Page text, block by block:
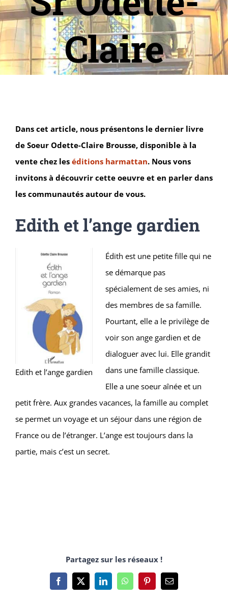
Claire
Dans cet article, nous présentons le dernier livre
de Soeur Odette-Claire Brousse, disponible à la
vente chez les éditions harmattan. Nous vons
invitons à découvrir cette oeuvre et en parler dans
les communautés autour de vous.
Edith et l’ange gardien
Edith et l’ange gardien
Édith est une petite fille qui ne
se démarque pas
spécialement de ses amies, ni
des membres de sa famille.
Pourtant, elle a le privilège de
voir son ange gardien et de
dialoguer avec lui. Elle grandit
dans une famille classique.
Elle a une soeur aînée et un
petit frère. Aux grandes vacances, la famille au complet
se permet un voyage et un séjour dans une région de
France ou de l’étranger. L’ange est toujours dans la
partie, mais c’est un secret.
Partagez sur les réseaux !
Facebook
X LinkedInWhatsAppPinterestEmail